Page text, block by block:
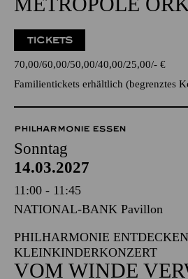
GROSSE STIMMEN
ANGÉLIQUE
METROPOLE
TICKETS
70,00 60,00 50,00 40,00 25,00 -€
Familienticketserhältlich (begrenztes
PHILHARMONIE ESSEN
Sonntag
14.03.2027
11:00 - 11:45
NATIONAL-BANK Pavillon